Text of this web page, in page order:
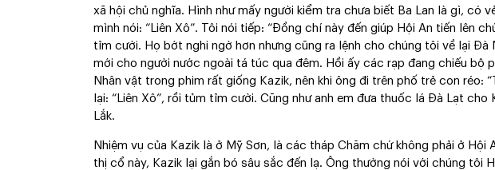
xã hội chủ nghĩa. Hình như mấy người kiểm tra chưa biết Ba Lan là gì, có
mình nói: “Liên Xô”. Tôi nói tiếp: “Đồng chí này đến giúp Hội An tiến lên
tỉm cười. Họ bớt nghi ngờ hơn nhưng cũng ra lệnh cho chúng tôi về lại Đà
mới cho người nước ngoài tá túc qua đêm. Hồi ấy các rạp đang chiếu bộ
Nhân vật trong phim rất giống Kazik, nên khi ông đi trên phố trẻ con réo:
lại: “Liên Xô”, rồi tủm tỉm cười. Cũng như anh em đưa thuốc lá Đà Lạt cho
Lắk.
Nhiệm vụ của Kazik là ở Mỹ Sơn, là các tháp Chăm chứ không phải ở Hội
thị cổ này, Kazik lại gắn bó sâu sắc đến lạ. Ông thường nói với chúng tôi